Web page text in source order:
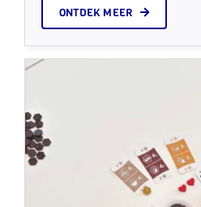
ONTDEK MEER